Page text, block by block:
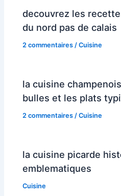
decouvrez les
du nord pas de calais
2 commentaires /Cuisine
la cuisine
bulles et les plats
2 commentaires /Cuisine
la cuisine picarde
emblematiques
Cuisine